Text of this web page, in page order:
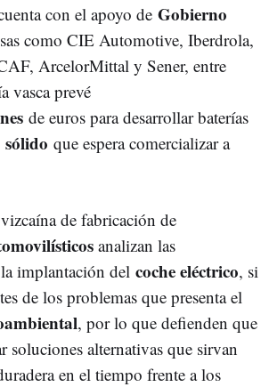
con el apoyo de Gobierno
como CIE Automotive, Iberdrola,
ArcelorMittal y Sener, entre
vasca prevé
de euros para desarrollar baterías
sólido que espera comercializar a
de fabricación de
analizan las
implantación del cocheeléctrico, si
de los problemas que presenta el
, por lo que defienden que
soluciones alternativas que sirvan
en el tiempo frente a los